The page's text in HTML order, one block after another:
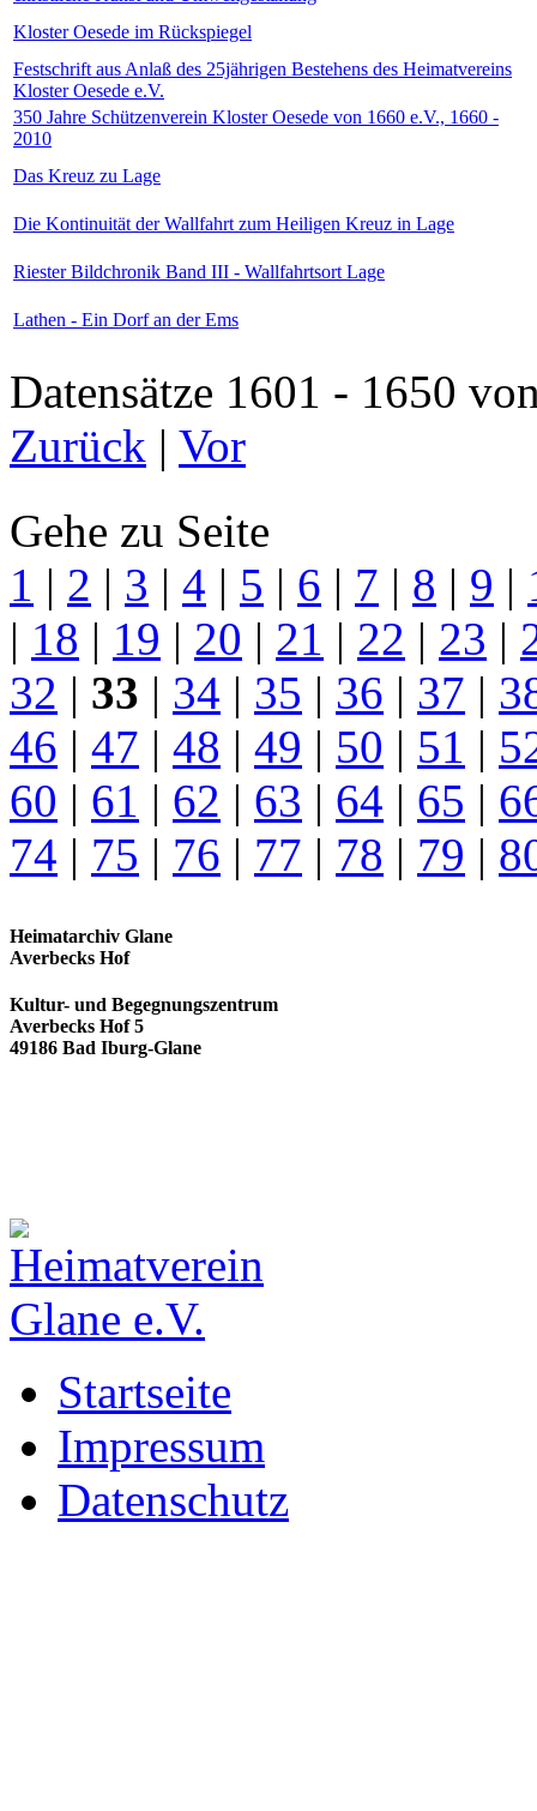
Kloster Oesede im Rückspiegel
Festschrift aus Anlaß des 25jährigen Bestehens des Heimatvereins
Kloster Oesede e.V.
350 Jahre Schützenverein Kloster Oesede von 1660 e.V., 1660 -
2010
Das Kreuz zu Lage
Die Kontinuität der Wallfahrt zum Heiligen Kreuz in Lage
Riester Bildchronik Band III - Wallfahrtsort Lage
Lathen - Ein Dorf an der Ems
Datensätze 1601 - 1650
Zurück | Vor
Gehe zu Seite
1 | 2 | 3 | 4 | 5 | 6 | 7 | 8 | 9 |
| 18 | 19 | 20 | 21 | 22 | 23 |
32 | 33 | 34 | 35 | 36 | 37 |
46 | 47 | 48 | 49 | 50 | 51 |
60 | 61 | 62 | 63 | 64 | 65 |
74 | 75 | 76 | 77 | 78 | 79 |
Heimatarchiv Glane
Averbecks Hof
Kultur- und Begegnungszentrum
Averbecks Hof 5
49186 Bad Iburg-Glane
Startseite
Impressum
Datenschutz